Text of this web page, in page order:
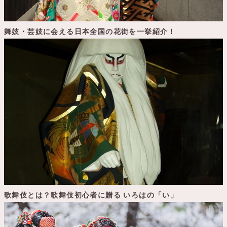
舞妓・芸妓に会える日本全国の花街を一挙紹介！
歌舞伎とは？歌舞伎初心者に贈る いろはの「い」